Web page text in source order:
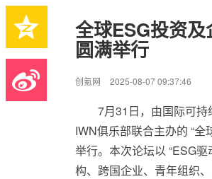
全球ESG投资
圆满举行
创氪网 2025-08-07 09:37:46
7月31日，由国际可
IWN俱乐部联合主办的 “
举行。本次论坛以 “ESG
构、跨国企业、青年组织